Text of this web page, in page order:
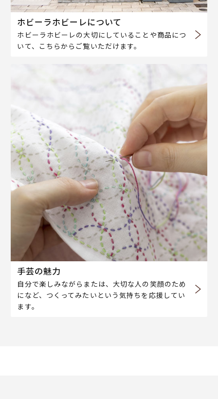
ホビーラホビーレについて
ホビーラホビーレの大切にしていることや商品につ
いて、こちらからご覧いただけます。
手芸の魅力
自分で楽しみながらまたは、大切な人の笑顔のため
になど、つくってみたいという気持ちを応援してい
ます。